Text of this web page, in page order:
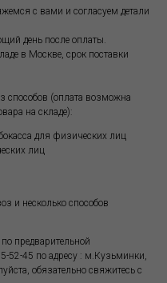
с вами и согласуем детали
день после оплаты.
в Москве, срок поставки
способов (оплата возможна
на складе):
для физических лиц
лиц
и несколько способов
предварительной
52-45 по адресу : м.Кузьминки,
обязательно свяжитесь с